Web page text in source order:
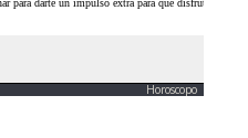
Horoscopo